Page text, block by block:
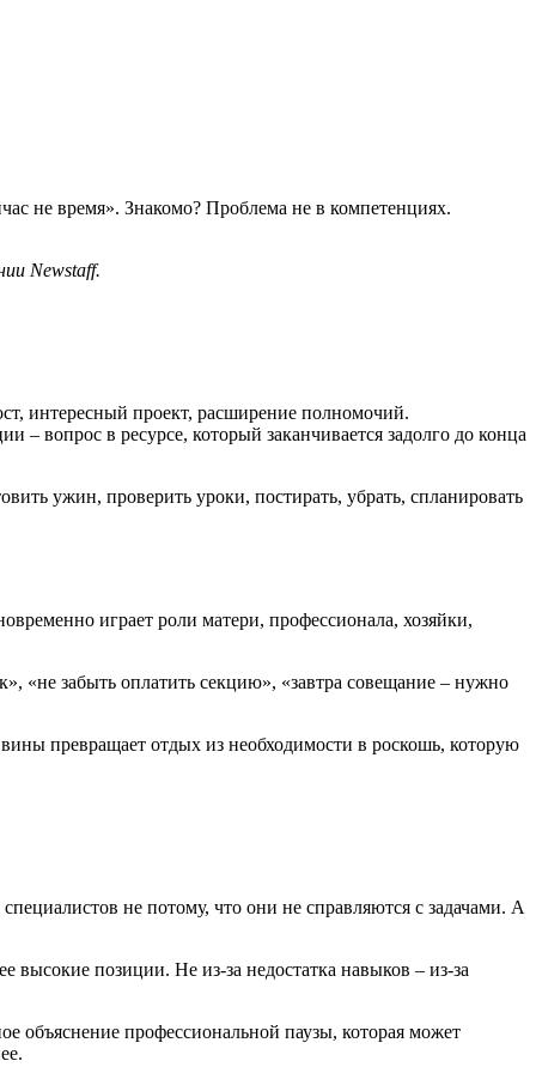
не время». Знакомо? Проблема не в компетенциях.
Newstaff.
интересный проект, расширение полномочий.
– вопрос в ресурсе, который заканчивается задолго до конца
ужин, проверить уроки, постирать, убрать, спланировать
играет роли матери, профессионала, хозяйки,
«не забыть оплатить секцию», «завтра совещание – нужно
превращает отдых из необходимости в роскошь, которую
не потому, что они не справляются с задачами. А
высокие позиции. Не из-за недостатка навыков – из-за
объяснение профессиональной паузы, которая может